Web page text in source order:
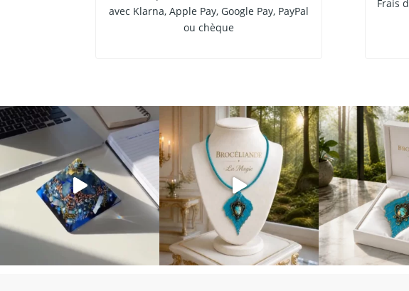
avec Klarna, Apple Pay, Google Pay, PayPal
ou chèque
Frais